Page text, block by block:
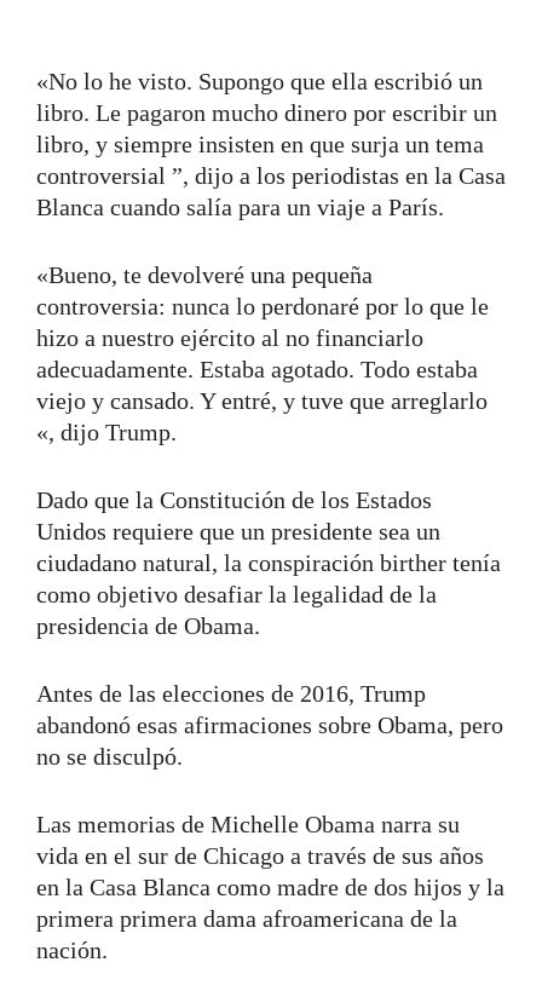
«No lo he visto. Supongo que ella escribió un
libro. Le pagaron mucho dinero por escribir un
libro, y siempre insisten en que surja un tema
controversial ”, dijo a los periodistas en la Casa
Blanca cuando salía para un viaje a París.
«Bueno, te devolveré una pequeña
controversia: nunca lo perdonaré por lo que le
hizo a nuestro ejército al no financiarlo
adecuadamente. Estaba agotado. Todo estaba
viejo y cansado. Y entré, y tuve que arreglarlo
«, dijo Trump.
Dado que la Constitución de los Estados
Unidos requiere que un presidente sea un
ciudadano natural, la conspiración birther tenía
como objetivo desafiar la legalidad de la
presidencia de Obama.
Antes de las elecciones de 2016, Trump
abandonó esas afirmaciones sobre Obama, pero
no se disculpó.
Las memorias de Michelle Obama narra su
vida en el sur de Chicago a través de sus años
en la Casa Blanca como madre de dos hijos y la
primera primera dama afroamericana de la
nación.